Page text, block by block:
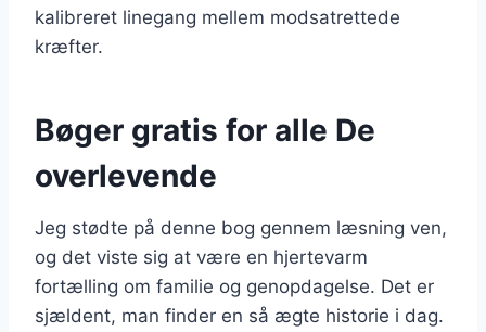
kalibreret linegang mellem modsatrettede
kræfter.
Bøger gratis for alle De
overlevende
Jeg stødte på denne bog gennem læsning ven,
og det viste sig at være en hjertevarm
fortælling om familie og genopdagelse. Det er
sjældent, man finder en så ægte historie i dag.